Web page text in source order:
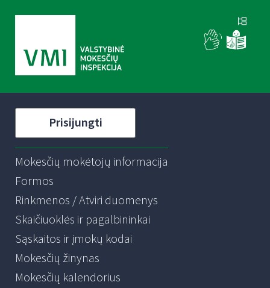
Prisijungti
Mokesčių mokėtojų informacija
Formos
Rinkmenos / Atviri duomenys
Skaičiuoklės ir pagalbininkai
Sąskaitos ir įmokų kodai
Mokesčių žinynas
Mokesčių kalendorius